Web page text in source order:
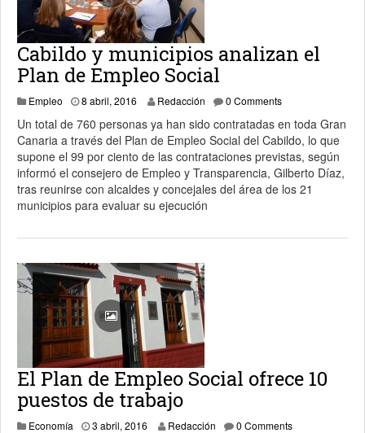
Cabildo y municipios analizan el
Plan de Empleo Social
Empleo 8 abril, 2016 8 abril, 2016
Redacción 0 Comments
Un total de 760 personas ya han sido contratadas en toda Gran
Canaria a través del Plan de Empleo Social del Cabildo, lo que
supone el 99 por ciento de las contrataciones previstas, según
informó el consejero de Empleo y Transparencia, Gilberto Díaz,
tras reunirse con alcaldes y concejales del área de los 21
municipios para evaluar su ejecución
El Plan de Empleo Social ofrece 10
puestos de trabajo
Economía 3 abril, 2016 3 abril, 2016
Redacción 0 Comments